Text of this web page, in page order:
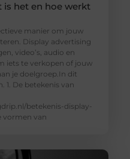
is het en hoe werkt
manier om jouw
Display advertising
video’s, audio en
iets te verkopen of jouw
je doelgroep.In dit
1. De betekenis van
betekenis-display-
vormen van